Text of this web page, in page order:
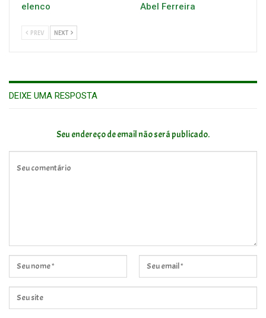
elenco
Abel Ferreira
PREV NEXT
DEIXE UMA RESPOSTA
Seu endereço de email não será publicado.